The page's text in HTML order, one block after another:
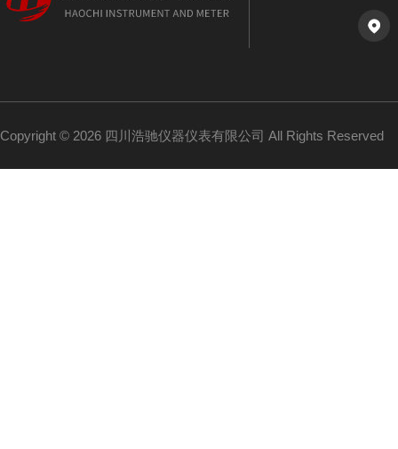
Copyright © 2026 四川浩驰仪器仪表有限公司 All Rights Reserved